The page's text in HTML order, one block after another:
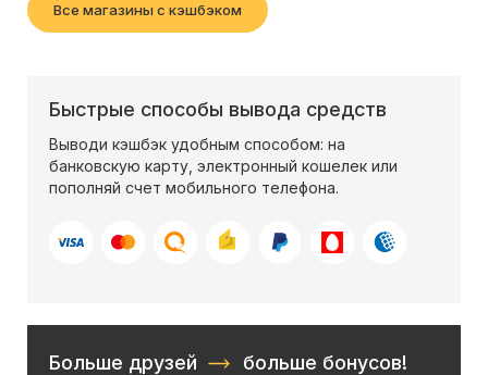
Все магазины с кэшбэком
Быстрые способы вывода средств
Выводи кэшбэк удобным способом: на
банковскую карту, электронный кошелек или
пополняй счет мобильного телефона.
Больше друзей больше бонусов!